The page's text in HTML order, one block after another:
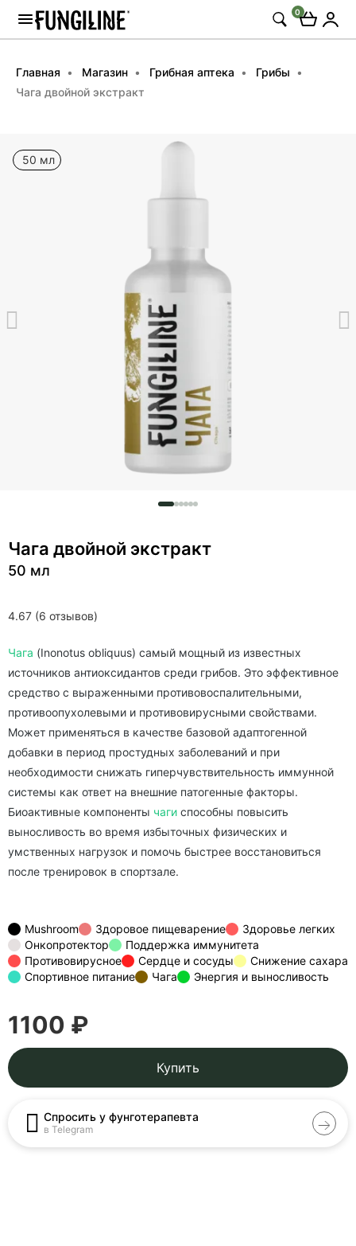
0
Главная Магазин Грибная аптека
Грибы
Чага двойной экстракт
50 мл
4.67 (6 отзывов)
Чага двойной экстракт
50 мл
Чага (Inonotus obliquus) самый мощный из известных
источников антиоксидантов среди грибов. Это эффективное
средство с выраженными противовоспалительными,
противоопухолевыми и противовирусными свойствами.
Может применяться в качестве базовой адаптогенной
добавки в период простудных заболеваний и при
необходимости снижать гиперчувствительность иммунной
системы как ответ на внешние патогенные факторы.
Биоактивные компоненты чаги способны повысить
выносливость во время избыточных физических и
умственных нагрузок и помочь быстрее восстановиться
после тренировок в спортзале.
Mushroom Здоровое пищеварение
Здоровье легких
Онкопротектор
Поддержка иммунитета
Противовирусное
Сердце и сосуды
Снижение сахара
Спортивное питание
Чага Энергия и выносливость
1100 ₽
Купить
Спросить у фунготерапевта
в Telegram